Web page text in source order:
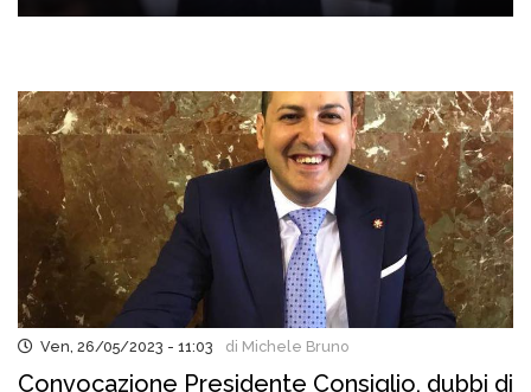
Ven, 26/05/2023 - 11:03 di Michele Bruno
Convocazione Presidente Consiglio, dubbi di